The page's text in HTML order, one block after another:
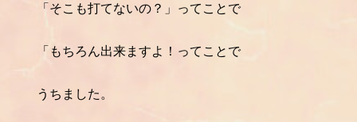
「そこも打てないの？」ってことで
「もちろん出来ますよ！ってことで
うちました。